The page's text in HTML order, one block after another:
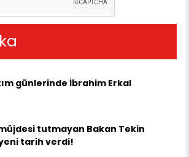
günlerinde İbrahim Erkal
tutmayan Bakan Tekin
tarih verdi!